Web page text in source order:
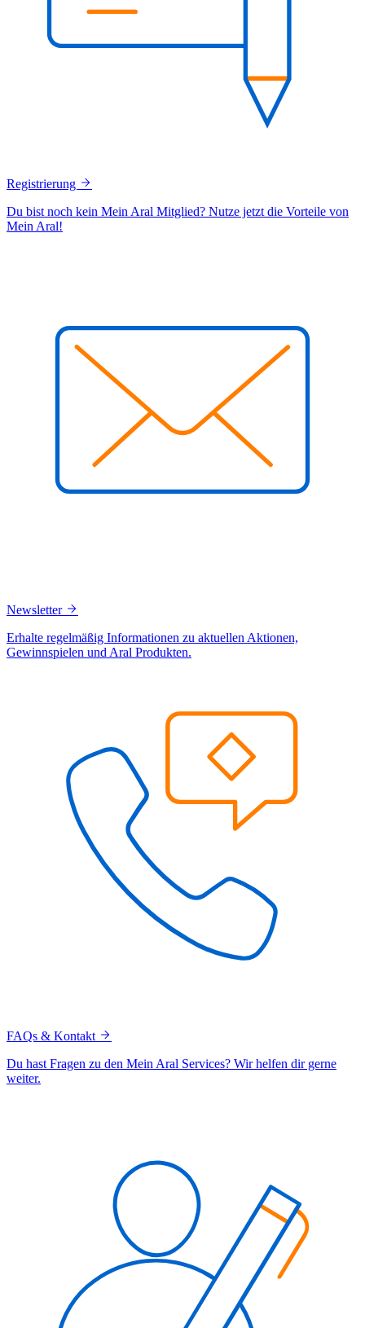
Registrierung
Du bist noch kein Mein Aral Mitglied? Nutze jetzt die Vorteile von
Mein Aral!
Newsletter
Erhalte regelmäßig Informationen zu aktuellen Aktionen,
Gewinnspielen und Aral Produkten.
FAQs & Kontakt
Du hast Fragen zu den Mein Aral Services? Wir helfen dir gerne
weiter.